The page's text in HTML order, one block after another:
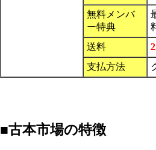
無料メンバ
ー特典
送料
支払方法
■古本市場の特徴